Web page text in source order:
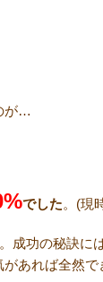
が…
でした。(現
成功の秘訣に
があれば全然